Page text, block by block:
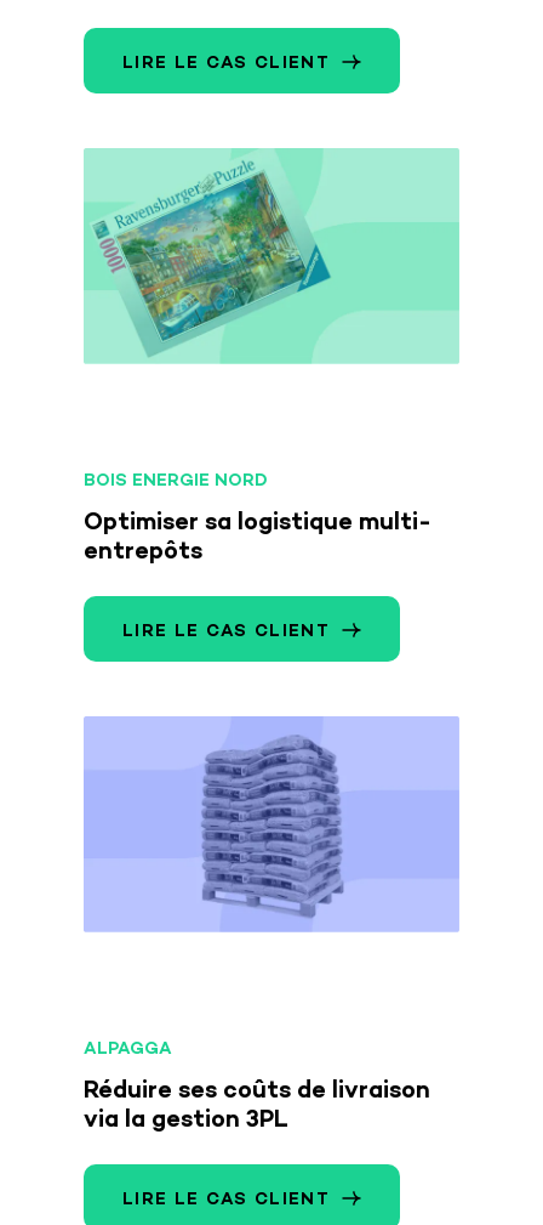
LIRE LE CAS CLIENT
BOIS ENERGIE NORD
Optimiser sa logistique multi-
entrepôts
LIRE LE CAS CLIENT
ALPAGGA
Réduire ses coûts de livraison
via la gestion 3PL
LIRE LE CAS CLIENT